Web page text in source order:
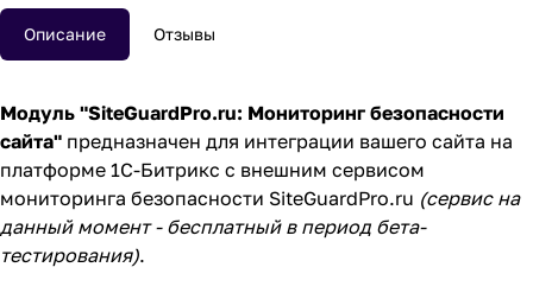
Описание Отзывы
Модуль "SiteGuardPro.ru: Мониторинг безопасности
сайта" предназначен для интеграции вашего сайта на
платформе 1С-Битрикс с внешним сервисом
мониторинга безопасности SiteGuardPro.ru (сервис на
данный момент - бесплатный в период бета-
тестирования).